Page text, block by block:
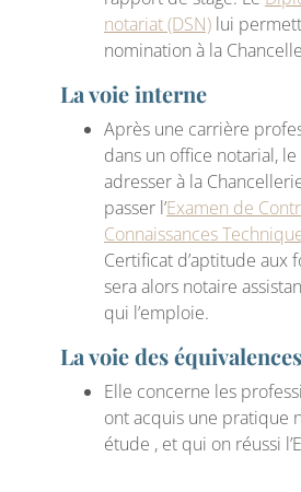
notariat (DSN) lui
nomination à la
La voie interne
Après une carrière
dans un office notarial,
adresser à la
passer l’Examen de
Connaissances
Certificat d’aptitude aux
sera alors notaire
qui l’emploie.
La voie des équivalences
Elle concerne les
ont acquis une pratique
étude , et qui on réussi